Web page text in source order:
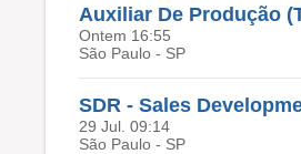
Auxiliar De Produção
Ontem 16:55
São Paulo - SP
29 Jul. 09:14
São Paulo - SP